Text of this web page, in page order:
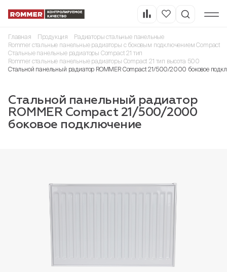
Главная Продукция
Радиаторы стальные панельные
Rommer стальные панельные радиаторы с боковым подключением Compact
Стальные панельные радиаторы Compact 21 тип
Rommer стальные панельные радиаторы Compact 21 тип высота 500
Стальной панельный радиатор ROMMER Compact 21/500/2000 боковое
Стальной панельный радиатор
ROMMER Compact 21/500/2000
боковое подключение